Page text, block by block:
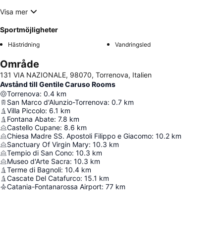
Visa mer
Sportmöjligheter
Hästridning Vandringsled
Område
131 VIA NAZIONALE, 98070, Torrenova, Italien
Avstånd till Gentile Caruso Rooms
Torrenova: 0.4 km
San Marco d'Alunzio-Torrenova: 0.7 km
Villa Piccolo: 6.1 km
Fontana Abate: 7.8 km
Castello Cupane: 8.6 km
Chiesa Madre SS. Apostoli Filippo e Giacomo: 10.2 km
Sanctuary Of Virgin Mary: 10.3 km
Tempio di San Cono: 10.3 km
Museo d'Arte Sacra: 10.3 km
Terme di Bagnoli: 10.4 km
Cascate Del Catafurco: 15.1 km
Catania-Fontanarossa Airport: 77 km